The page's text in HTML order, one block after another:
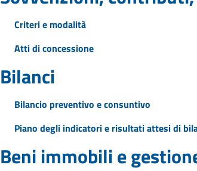
Criteri e modalità
Atti di concessione
Bilanci
Bilancio preventivo e consuntivo
Piano degli indicatori e risultati attesi di
Beni immobili e